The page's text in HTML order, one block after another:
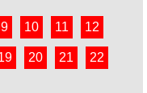
9 10 11 12
20 21 22